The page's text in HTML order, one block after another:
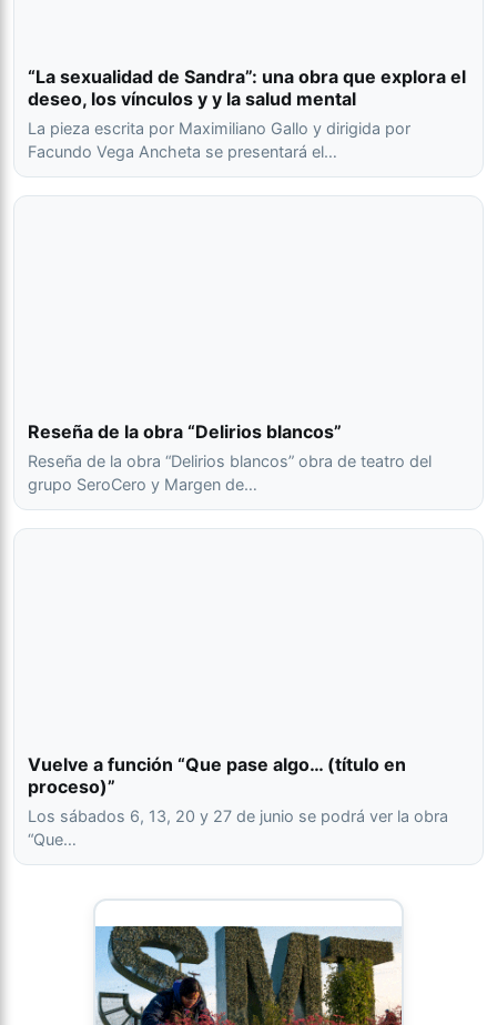
“La sexualidad de Sandra”: una obra que explora el
deseo, los vínculos y y la salud mental
La pieza escrita por Maximiliano Gallo y dirigida por
Facundo Vega Ancheta se presentará el…
Reseña de la obra “Delirios blancos”
Reseña de la obra “Delirios blancos” obra de teatro del
grupo SeroCero y Margen de…
Vuelve a función “Que pase algo… (título en
proceso)”
Los sábados 6, 13, 20 y 27 de junio se podrá ver la obra
“Que…